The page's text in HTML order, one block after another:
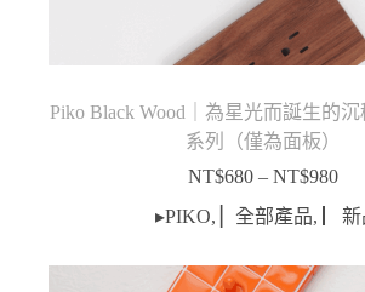
Piko Black Wood｜為星光而誕生的
系列（僅為面板）
NT$680 – NT$980價
格
圍
▸PIKO, ▏全部產品, ▏